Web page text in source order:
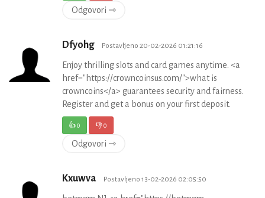
Odgovori ⇾
Dfyohg Postavljeno 20-02-2026 01:21:16
Enjoy thrilling slots and card games anytime. <a
href="https://crowncoinsus.com/">what is
crowncoins</a> guarantees security and fairness.
Register and get a bonus on your first deposit.
👍0 👎0
Odgovori ⇾
Kxuwva Postavljeno 13-02-2026 02:05:50